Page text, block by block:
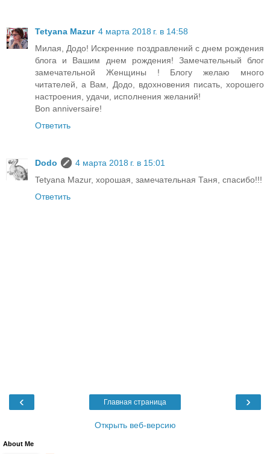
Tetyana Mazur 4 марта 2018 г. в 14:58
Милая, Додо! Искренние поздравлений с днем рождения
блога и Вашим днем рождения! Замечательный блог
замечательной Женщины ! Блогу желаю много
читателей, а Вам, Додо, вдохновения писать, хорошего
настроения, удачи, исполнения желаний!
Bon anniversaire!
Ответить
Dodo
4 марта 2018 г. в 15:01
Tetyana Mazur, хорошая, замечательная Таня, спасибо!!!
Ответить
‹ ›
Главная страница
Открыть веб-версию
About Me